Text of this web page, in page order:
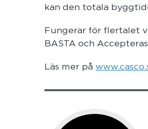
kan den totala
Fungerar för flertalet
BASTA och
Läs mer på